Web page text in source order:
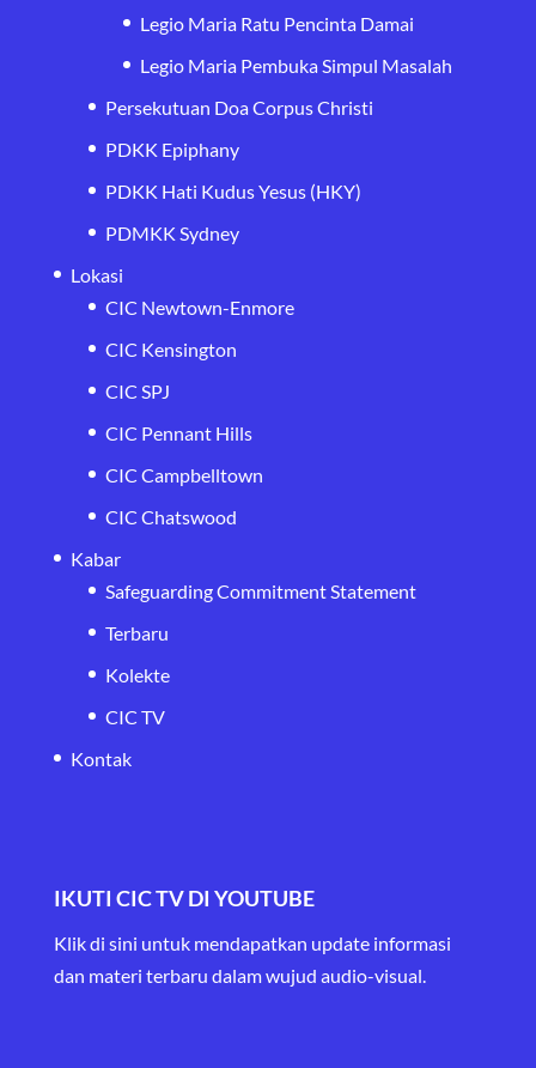
Legio Maria Ratu Pencinta Damai
Legio Maria Pembuka Simpul Masalah
Persekutuan Doa Corpus Christi
PDKK Epiphany
PDKK Hati Kudus Yesus (HKY)
PDMKK Sydney
Lokasi
CIC Newtown-Enmore
CIC Kensington
CIC SPJ
CIC Pennant Hills
CIC Campbelltown
CIC Chatswood
Kabar
Safeguarding Commitment Statement
Terbaru
Kolekte
CIC TV
Kontak
IKUTI CIC TV DI YOUTUBE
Klik di sini untuk mendapatkan update informasi
dan materi terbaru dalam wujud audio-visual.